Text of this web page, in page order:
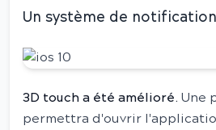
Un système de
3D touch a été amélioré. Une
permettra d'ouvrir